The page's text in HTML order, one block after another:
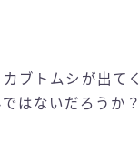
ブトムシが出て
はないだろうか？